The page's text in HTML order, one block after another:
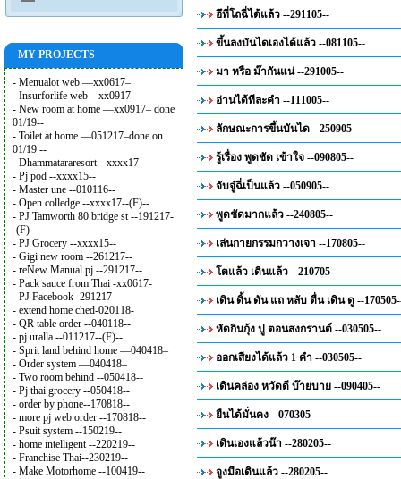
MY PROJECTS
- Menualot web —xx0617–
- Insurforlife web—xx0917–
- New room at home —xx0917– done
01/19--
- Toilet at home —051217–done on
01/19 --
- Dhammatararesort --xxxx17--
- Pj pod --xxxx15--
- Master une --010116--
- Open colledge --xxxx17--(F)--
- PJ Tamworth 80 bridge st --191217-
-(F)
- PJ Grocery --xxxx15--
- Gigi new room --261217--
- reNew Manual pj --291217--
- Pack sauce from Thai -xx0617-
- PJ Facebook -291217--
- extend home ched-020118-
- QR table order --040118--
- pj uralla --011217--(F)--
- Sprit land behind home —040418–
- Order system —040418–
- Two room behind --050418--
- Pj thai grocery --050418--
- order by phone--170818--
- more pj web order --170818--
- Psuit system --150219--
- home intelligent --220219--
- Franchise Thai--230219--
- Make Motorhome --100419--
อึที่โถฉี่ได้แล้ว --291105--
ขึ้นลงบันไดเองได้แล้ว --081105--
มา หรือ ม๊ากันแน่ --291005--
อ่านได้ทีละคำ --111005--
ลักษณะการขึ้นบันได --250905--
รู้เรื่อง พูดชัด เข้าใจ --090805--
จับจู๋ฉี่เป็นแล้ว --050905--
พูดชัดมากแล้ว --240805--
เล่นกายกรรมกวางเจา --170805--
โตแล้ว เดินแล้ว --210705--
เดิน ดิ้น ดัน แถ หลับ ตื่น เดิน ดู --
หัดกินกุ้ง ปู ตอนสงกรานต์ --030505--
ออกเสียงได้แล้ว 1 คำ --030505--
เดินคล่อง หวัดดี บ๊ายบาย --090405--
ยืนได้มั่นคง --070305--
เดินเองแล้วน๊า --280205--
จูงมือเดินแล้ว --280205--